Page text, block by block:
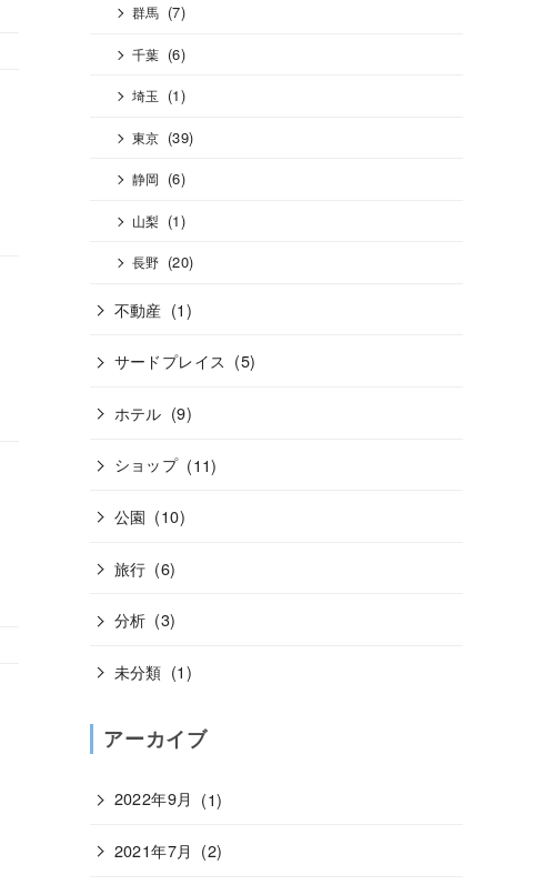
群馬 (7)
千葉 (6)
埼玉 (1)
東京 (39)
静岡 (6)
山梨 (1)
長野 (20)
不動産 (1)
サードプレイス (5)
ホテル (9)
ショップ (11)
公園 (10)
旅行 (6)
分析 (3)
未分類 (1)
アーカイブ
2022年9月 (1)
2021年7月 (2)